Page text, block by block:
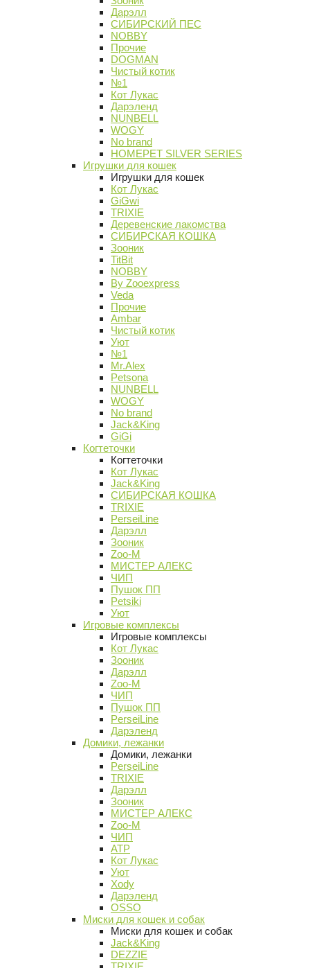
Дарэлл
СИБИРСКИЙ ПЕС
NOBBY
Прочие
DOGMAN
Чистый котик
№1
Кот Лукас
Дарэленд
NUNBELL
WOGY
No brand
HOMEPET SILVER SERIES
Игрушки для кошек
Игрушки для кошек
Кот Лукас
GiGwi
TRIXIE
Деревенские лакомства
СИБИРСКАЯ КОШКА
Зооник
TitBit
NOBBY
By Zooexpress
Veda
Прочие
Ambar
Чистый котик
Уют
№1
Mr.Alex
Petsona
NUNBELL
WOGY
No brand
Jack&King
GiGi
Когтеточки
Когтеточки
Кот Лукас
Jack&King
СИБИРСКАЯ КОШКА
TRIXIE
PerseiLine
Дарэлл
Зооник
Zoo-M
МИСТЕР АЛЕКС
ЧИП
Пушок ПП
Petsiki
Уют
Игровые комплексы
Игровые комплексы
Кот Лукас
Зооник
Дарэлл
Zoo-M
ЧИП
Пушок ПП
PerseiLine
Дарэленд
Домики, лежанки
Домики, лежанки
PerseiLine
TRIXIE
Дарэлл
Зооник
МИСТЕР АЛЕКС
Zoo-M
ЧИП
АТР
Кот Лукас
Уют
Xody
Дарэленд
OSSO
Миски для кошек и собак
Миски для кошек и собак
Jack&King
DEZZIE